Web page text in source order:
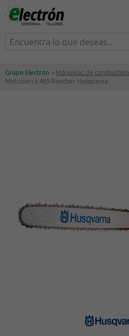
Grupo Electrón > Máquinas de combustión
Motosierra 465 Rancher Husqvarna